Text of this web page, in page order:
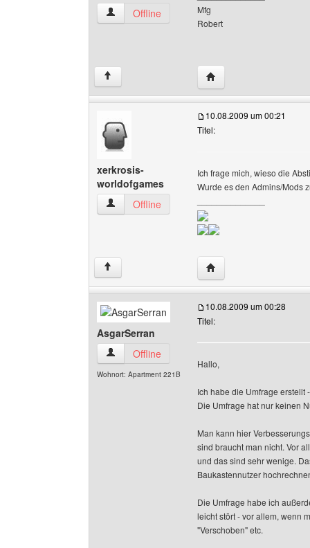
ehrenamtlich-doebeln Benutzer-Profile
Offline
Mfg
Robert
↑ Website dieses
xerkrosis-
worldofgames
xerkrosis-worldofgames Benutzer-Profile
Offline
10.08.2009 um 00:21
Titel:
Ich frage mich, wieso die
Wurde es den Admins/Mods
↑ Website dieses
AsgarSerran
AsgarSerran Benutzer-Profile anzeigen
Offline
Wohnort: Apartment 221B
10.08.2009 um 00:28
Titel:
Hallo,
Ich habe die Umfrage erstellt
Die Umfrage hat nur keinen
Man kann hier
sind braucht man nicht. Vor
und das sind sehr wenige.
Baukastennutzer
Die Umfrage habe ich
leicht stört - vor allem, wenn
"Verschoben" etc.